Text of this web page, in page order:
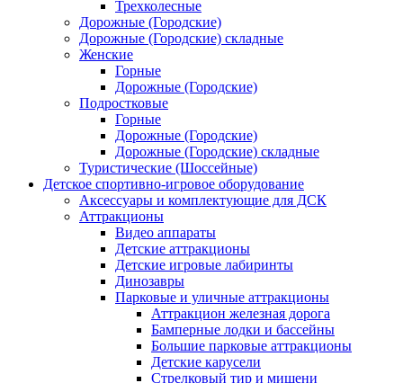
Трехколесные
Дорожные (Городские)
Дорожные (Городские) складные
Женские
Горные
Дорожные (Городские)
Подростковые
Горные
Дорожные (Городские)
Дорожные (Городские) складные
Туристические (Шоссейные)
Детское спортивно-игровое оборудование
Аксессуары и комплектующие для ДСК
Аттракционы
Видео аппараты
Детские аттракционы
Детские игровые лабиринты
Динозавры
Парковые и уличные аттракционы
Аттракцион железная дорога
Бамперные лодки и бассейны
Большие парковые аттракционы
Детские карусели
Стрелковый тир и мишени